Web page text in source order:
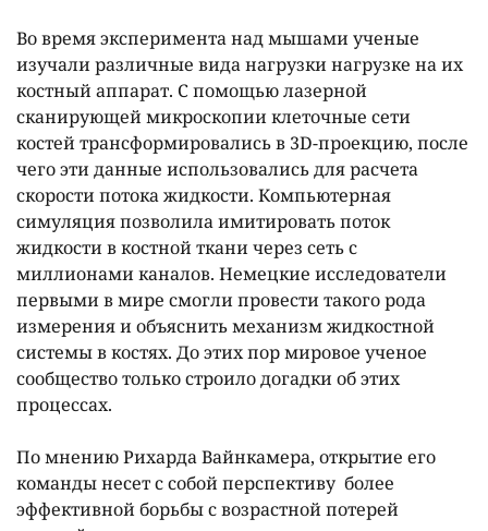
Во время эксперимента над мышами ученые
изучали различные вида нагрузки нагрузке на их
костный аппарат. С помощью лазерной
сканирующей микроскопии клеточные сети
костей трансформировались в 3D-проекцию, после
чего эти данные использовались для расчета
скорости потока жидкости. Компьютерная
симуляция позволила имитировать поток
жидкости в костной ткани через сеть с
миллионами каналов. Немецкие исследователи
первыми в мире смогли провести такого рода
измерения и объяснить механизм жидкостной
системы в костях. До этих пор мировое ученое
сообщество только строило догадки об этих
процессах.
По мнению Рихарда Вайнкамера, открытие его
команды несет с собой перспективу более
эффективной борьбы с возрастной потерей